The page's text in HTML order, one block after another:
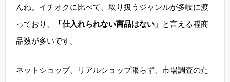
んね。イチオクに比べて、取り扱うジャンルが多岐に渡
っており、
「仕入れられない商品はない」 と言える程商
品数が多いです。
ネットショップ、リアルショップ限らず、市場調査のた